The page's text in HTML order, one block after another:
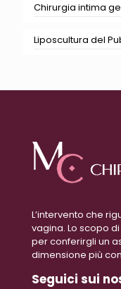
Chirurgia intima
Liposcultura del
L’intervento che
vagina. Lo scopo
per conferirgli un
dimensione più
Seguici sui